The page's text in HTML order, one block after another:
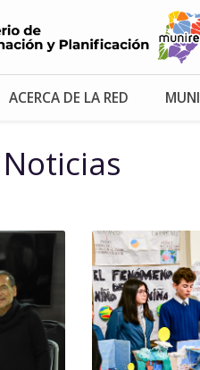
ACERCA DE LA RED